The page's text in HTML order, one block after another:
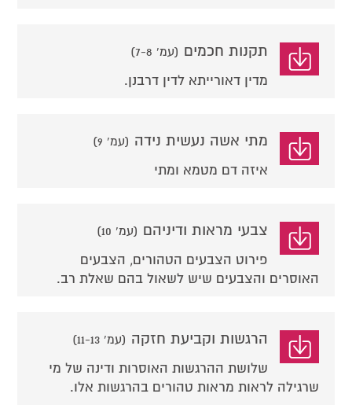
תקנות חכמים (עמ' 7-8)
מדין דאורייתא לדין דרבנן.
מתי אשה נעשית נידה (עמ' 9)
איזה דם מטמא ומתי
צבעי מראות ודיניהם (עמ' 10)
פירוט הצבעים הטהורים, הצבעים
האוסרים והצבעים שיש לשאול בהם שאלת רב.
הרגשות וקביעת חזקה (עמ' 11-13)
שלושת ההרגשות האוסרות ודינה של מי
שרגילה לראות מראות טהורים בהרגשות אלו.